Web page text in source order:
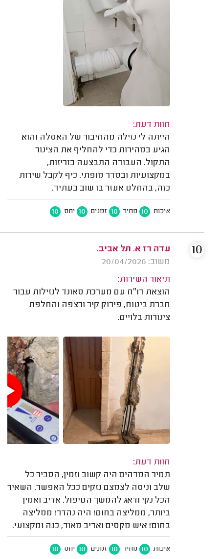
חוות דעת:
הייתה לי נזילה מהחיבור של האסלה והוא
הגיע במהירות כדי להחליף את הצינור
התקול. העבודה התבצעה בזריזות,
במקצועיות ובסדר מופתי. כיף לקבל שירות
כזה, בהחלט אעזר בו שוב בעתיד.
איכות 10 מחיר 10 זמנים 10 יחס 10
עדה רז א. תל אביב.
משוב: 20/04/2026
תיאור השירות:
הוצאת דו״ח עם מערכת סאונד לנזילות עבור
חברת ביטוח, פירוק קיר ורצפה והחלפת
צינורות בלויים.
חוות דעת:
תמיר המדהים היה קשוב וזמין, הסביר כל
שלב וניסה לצמצם נזקים ככל האפשר. השאיר
הכל נקי ודאג להמשך הטיפול. אדיב ואמין
ביותר, ממליצה בחום! היה נהדר! ממליצה
בחום! איש מקסים ואדיב מאוד, כנה ומקצועי.
איכות 10 מחיר 10 זמנים 10 יחס 10
10